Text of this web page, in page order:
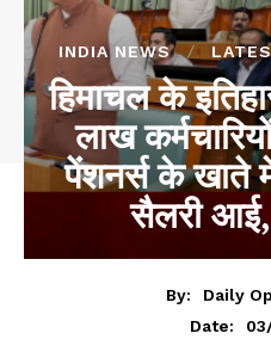
INDIA NEWS
हिमाचल के
लाख
पेंशनर्स के खाते
सैलरी
By:
Daily
Date: